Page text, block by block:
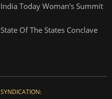
India Today Woman's Summit
State Of The States Conclave
SYNDICATION: